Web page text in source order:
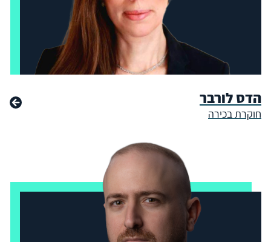
הדס לורבר
חוקרת בכירה